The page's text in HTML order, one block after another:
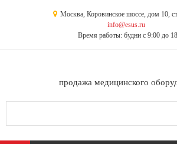
Москва, Коровинское шоссе, дом 10,
info@esus.ru
Время работы: будни с 9:00 до
продажа медицинского